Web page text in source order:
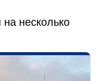
несколько